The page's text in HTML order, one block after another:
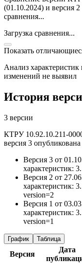
(01.10.2024) и версия
сравнения...
Загрузка сравнения...
Показать
Анализ
изменений не выявил
История
3 версии
КТРУ 10.92.10.211-
версия 3
Версия 3 от
характеристик: 3.
Версия 2 от
характеристик: 3.
version=2
Версия 1 от
характеристик: 3.
version=1
График Таблица
Версия
Дата